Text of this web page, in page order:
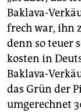
Baklava-
frech war, ihn
denn so teuer
kosten in
Baklava-
das Grün der
umgerechnet